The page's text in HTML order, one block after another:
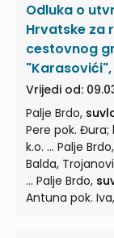
bilježnika kao
postupku
razvrgnuća
jedinstvena
eura. (2) Za
postupku
Odluka o
Hrvatske za
cestovnog
Vrijedi od:
Palje Brdo,
Pere pok. Đura;
k.o. ... Palje Brdo,
Balda,
... Palje Brdo,
Antuna pok.